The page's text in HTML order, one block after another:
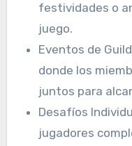
festividades o
juego.
Eventos de
donde los
juntos para
Desafíos
jugadores